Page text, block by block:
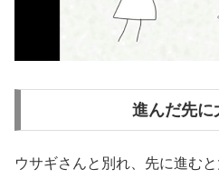
進んだ先に
ウサギさんと別れ、先に進む